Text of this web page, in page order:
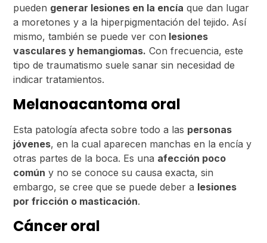
pueden generar lesiones en la encía que dan lugar
a moretones y a la hiperpigmentación del tejido. Así
mismo, también se puede ver con lesiones
vasculares y hemangiomas. Con frecuencia, este
tipo de traumatismo suele sanar sin necesidad de
indicar tratamientos.
Melanoacantoma oral
Esta patología afecta sobre todo a las personas
jóvenes, en la cual aparecen manchas en la encía y
otras partes de la boca. Es una afección poco
común y no se conoce su causa exacta, sin
embargo, se cree que se puede deber a lesiones
por fricción o masticación.
Cáncer oral